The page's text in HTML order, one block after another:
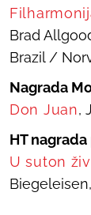
Brad
Brazil /
Nagrada
Don Juan,
HT
U suton